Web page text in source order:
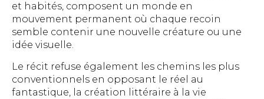
et habités, composent un monde en
mouvement permanent où chaque recoin
semble contenir une nouvelle créature ou une
idée visuelle.
Le récit refuse également les chemins les plus
conventionnels en opposant le réel au
fantastique, la création littéraire à la vie